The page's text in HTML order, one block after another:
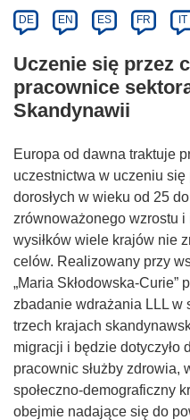
DE EN ES FR IT
Uczenie się przez
pracownice
Skandynawii
Europa od dawna traktuje
uczestnictwa w uczeniu się
dorosłych w wieku od 25
zrównoważonego wzrostu
wysiłków wiele krajów nie
celów. Realizowany przy
„Maria Skłodowska-Curie”
zbadanie wdrażania LLL w
trzech krajach
migracji i będzie dotyczyło
pracownic służby zdrowia,
społeczno-demograficzny
obejmie nadające się do